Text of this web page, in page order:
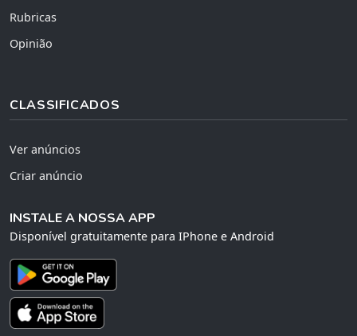
Rubricas
Opinião
CLASSIFICADOS
Ver anúncios
Criar anúncio
INSTALE A NOSSA APP
Disponível gratuitamente para IPhone e Android